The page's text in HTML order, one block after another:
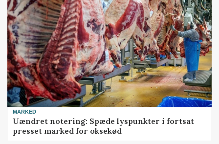
MARKED
Uændret notering: Spæde lyspunkter i fortsat
presset marked for oksekød